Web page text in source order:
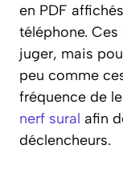
en PDF
téléphone.
juger, mais
peu comme
fréquence de
nerf sural afin
déclencheurs.